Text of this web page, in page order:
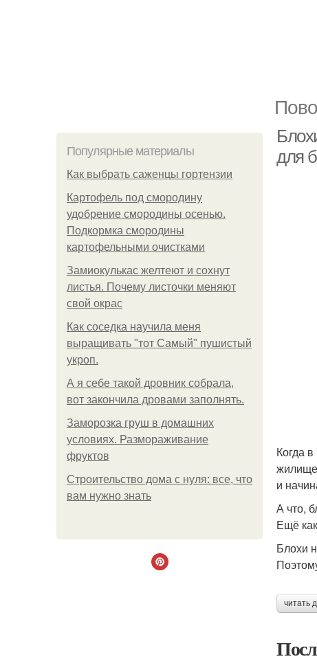
Популярные материалы
Как выбрать саженцы гортензии
Картофель под смородину
удобрение смородины осенью.
Подкормка смородины
картофельными очистками
Замиокулькас желтеют и сохнут
листья. Почему листочки меняют
свой окрас
Как соседка научила меня
выращивать "тот Самый" пушистый
укроп.
А я себе такой дровник собрала,
вот закончила дровами заполнять.
Заморозка груш в домашних
условиях. Размораживание
фруктов
Строительство дома с нуля: все, что
вам нужно знать
для
Когда
жилище
и
А что,
Ещё
Блохи
читать